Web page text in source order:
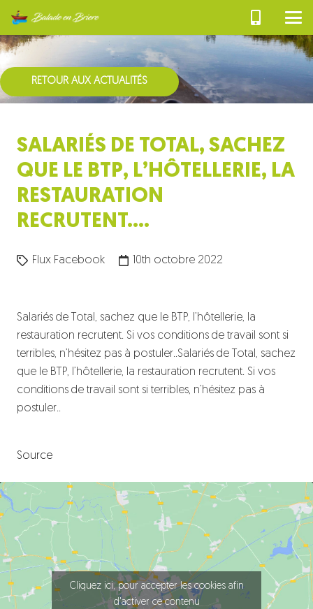
RETOUR AUX ACTUALITÉS
SALARIÉS DE TOTAL, SACHEZ
QUE LE BTP, L’HÔTELLERIE, LA
RESTAURATION
RECRUTENT….
Flux Facebook 10th octobre 2022
Salariés de Total, sachez que le BTP, l’hôtellerie, la
restauration recrutent. Si vos conditions de travail sont si
terribles, n’hésitez pas à postuler..Salariés de Total, sachez
que le BTP, l’hôtellerie, la restauration recrutent. Si vos
conditions de travail sont si terribles, n’hésitez pas à
postuler..
Source
Cliquez ici, pour accepter les cookies afin
d'activer ce contenu